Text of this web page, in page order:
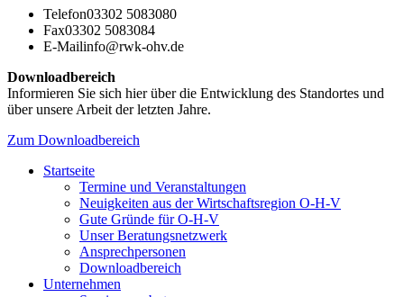
Telefon03302 5083080
Fax03302 5083084
E-Mailinfo@rwk-ohv.de
Downloadbereich
Informieren Sie sich hier über die Entwicklung des Standortes und
über unsere Arbeit der letzten Jahre.
Zum Downloadbereich
Startseite
Termine und Veranstaltungen
Neuigkeiten aus der Wirtschaftsregion O-H-V
Gute Gründe für O-H-V
Unser Beratungsnetzwerk
Ansprechpersonen
Downloadbereich
Unternehmen